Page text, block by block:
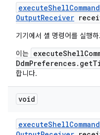
executeShellCommand
OutputReceiver
기기에서 셸 명령어를 실행
이는
합니다.
void
executeShellCommand